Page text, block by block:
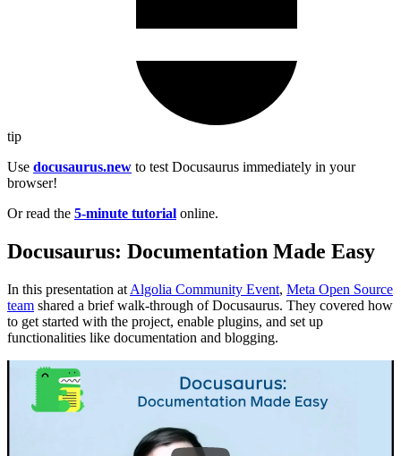
tip
Use docusaurus.new to test Docusaurus immediately in your
browser!
Or read the 5-minute tutorial online.
Docusaurus: Documentation Made Easy
In this presentation at Algolia Community Event, Meta Open Source
team shared a brief walk-through of Docusaurus. They covered how
to get started with the project, enable plugins, and set up
functionalities like documentation and blogging.